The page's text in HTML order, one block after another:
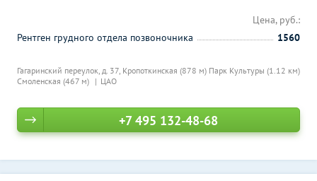
Гагаринский переулок, д. 37, Кропоткинская (878 м) Парк Культуры (1.12 км)
Смоленская (467 м)
ЦАО
Цена, руб.:
Рентген грудного отдела позвоночника
1560
+7 495 132-48-68